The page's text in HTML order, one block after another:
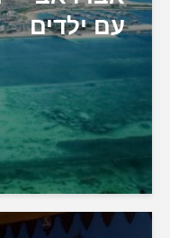
עם ילדים